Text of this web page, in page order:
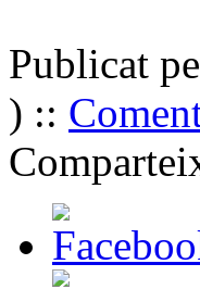
Publicat
) ::